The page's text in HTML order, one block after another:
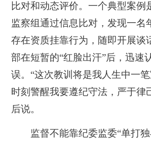
比对和动态评价。一个典型案例
监察组通过信息比对，发现一名
存在资质挂靠行为，随即开展谈
部在短暂的“红脸出汗”后，迅速
误。“这次教训将是我人生中一笔
时刻警醒我要遵纪守法，严于律
后说。
监督不能靠纪委监委“单打独